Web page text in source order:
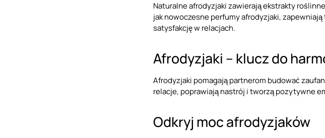
Naturalne afrodyzjaki zawierają ekstrakty
jak nowoczesne perfumy afrodyzjaki,
satysfakcję w relacjach.
Afrodyzjaki – klucz do
Afrodyzjaki pomagają partnerom budować
relacje, poprawiają nastrój i tworzą pozytywne
Odkryj moc afrodyzjaków